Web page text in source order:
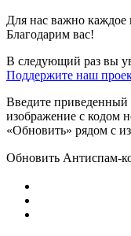
Для нас важно каждое
Благодарим вас!
В следующий раз вы
Поддержите наш
Введите
изображение с кодом
«Обновить» рядом с
Обновить Антиспам-